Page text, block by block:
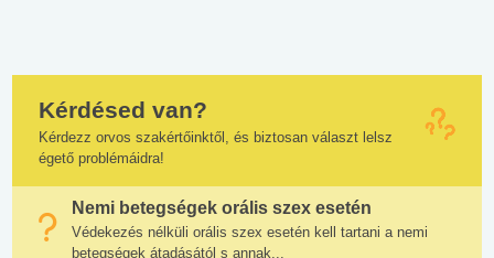
Kérdésed van?
Kérdezz orvos szakértőinktől, és biztosan választ lelsz
égető problémáidra!
Nemi betegségek orális szex esetén
Védekezés nélküli orális szex esetén kell tartani a nemi
betegségek átadásától s annak...